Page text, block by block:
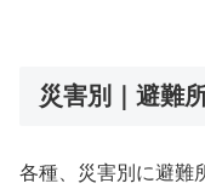
災害別｜避難
各種、災害別に避難